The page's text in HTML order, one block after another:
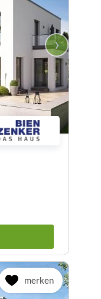
›
merken